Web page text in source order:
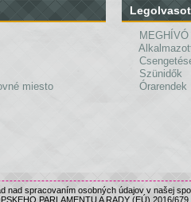
miesto
MEGHÍVÓ
Szünidők
Órarendek
nad spracovaním osobných údajov v našej
PARLAMENTU A RADY (EÚ) 2016/